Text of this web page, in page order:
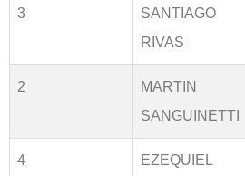
3
SANTIAGO
RIVAS
2
MARTIN
SANGUINETTI
4
EZEQUIEL